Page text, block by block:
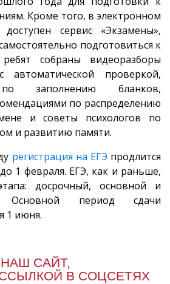
Кроме того, в электронном
сервис «Экзамены»,
подготовиться к
собраны видеоразборы
проверкой,
заполнению бланков,
по распределению
и советы психологов по
и развитию памяти.
регистрация на ЕГЭ продлится
1 февраля. ЕГЭ, как и раньше,
досрочный, основной и
Основной период сдачи
1 июня.
САЙТ,
В СОЦСЕТЯХ